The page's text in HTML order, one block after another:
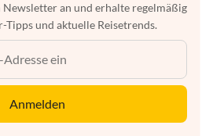
an und erhalte regelmäßig
Tipps und aktuelle Reisetrends.
Anmelden